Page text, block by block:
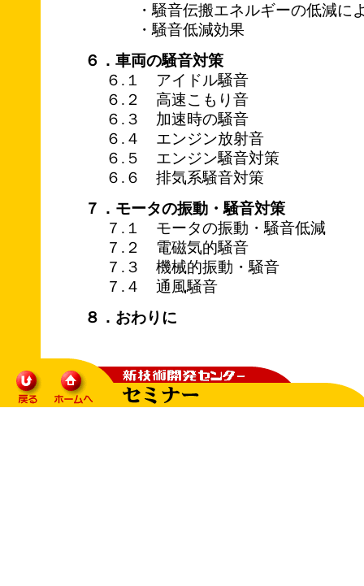
・騒音伝搬エネルギーの低減に
・騒音低減効果
６．車両の騒音対策
６.１ アイドル騒音
６.２ 高速こもり音
６.３ 加速時の騒音
６.４ エンジン放射音
６.５ エンジン騒音対策
６.６ 排気系騒音対策
７．モータの振動・騒音対策
７.１ モータの振動・騒音低減
７.２ 電磁気的騒音
７.３ 機械的振動・騒音
７.４ 通風騒音
８．おわりに